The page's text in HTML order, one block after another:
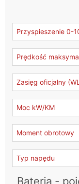
Przyspieszenie 0-
Prędkość
Zasięg oficjalny
Moc kW/KM
Moment obrotowy
Typ napędu
Bateria -